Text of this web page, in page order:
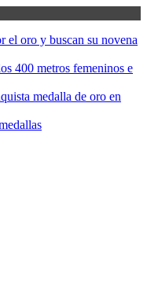
el oro y buscan su novena
400 metros femeninos e
medalla de oro en